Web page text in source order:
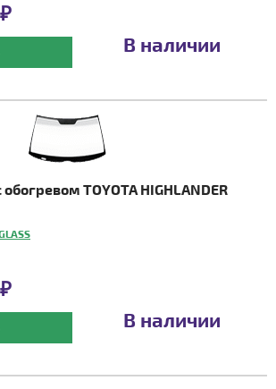
В наличии
TOYOTA HIGHLANDER
В наличии